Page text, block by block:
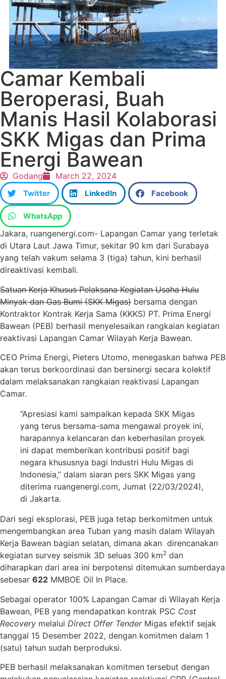
Camar Kembali
Beroperasi, Buah
Manis Hasil Kolaborasi
SKK Migas dan Prima
Energi Bawean
Godang March 22, 2024
Twitter LinkedIn Facebook
WhatsApp
Jakara, ruangenergi.com- Lapangan Camar yang terletak
di Utara Laut Jawa Timur, sekitar 90 km dari Surabaya
yang telah vakum selama 3 (tiga) tahun, kini berhasil
direaktivasi kembali.
Satuan Kerja Khusus Pelaksana Kegiatan Usaha Hulu
Minyak dan Gas Bumi (SKK Migas) bersama dengan
Kontraktor Kontrak Kerja Sama (KKKS) PT. Prima Energi
Bawean (PEB) berhasil menyelesaikan rangkaian kegiatan
reaktivasi Lapangan Camar Wilayah Kerja Bawean.
CEO Prima Energi, Pieters Utomo, menegaskan bahwa PEB
akan terus berkoordinasi dan bersinergi secara kolektif
dalam melaksanakan rangkaian reaktivasi Lapangan
Camar.
“Apresiasi kami sampaikan kepada SKK Migas
yang terus bersama-sama mengawal proyek ini,
harapannya kelancaran dan keberhasilan proyek
ini dapat memberikan kontribusi positif bagi
negara khususnya bagi Industri Hulu Migas di
Indonesia,” dalam siaran pers SKK Migas yang
diterima ruangenergi.com, Jumat (22/03/2024),
di Jakarta.
Dari segi eksplorasi, PEB juga tetap berkomitmen untuk
mengembangkan area Tuban yang masih dalam Wilayah
Kerja Bawean bagian selatan, dimana akan direncanakan
kegiatan survey seismik 3D seluas 300 km2 dan
diharapkan dari area ini berpotensi ditemukan sumberdaya
sebesar 622 MMBOE Oil In Place.
Sebagai operator 100% Lapangan Camar di Wilayah Kerja
Bawean, PEB yang mendapatkan kontrak PSC Cost
Recovery melalui Direct Offer TenderMigas efektif sejak
tanggal 15 Desember 2022, dengan komitmen dalam 1
(satu) tahun sudah berproduksi.
PEB berhasil melaksanakan komitmen tersebut dengan